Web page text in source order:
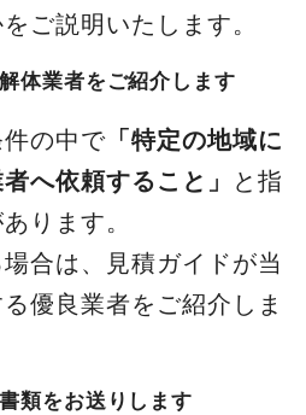
ご説明いたします。
体業者をご紹介します
の中で「特定の地域に
へ依頼すること」
と指
ります。
合は、見積ガイドが当
優良業者をご紹介しま
類をお送りします